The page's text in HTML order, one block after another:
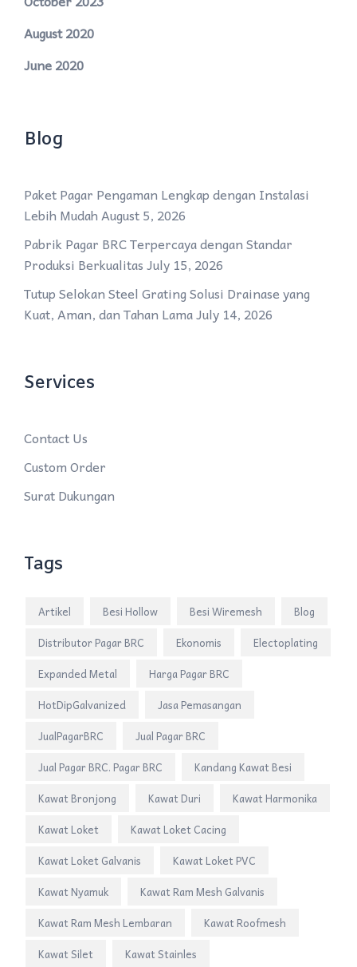
August 2020
June 2020
Blog
Paket Pagar Pengaman Lengkap dengan Instalasi
Lebih MudahAugust 5, 2026
Pabrik Pagar BRC Terpercaya dengan Standar
Produksi BerkualitasJuly 15, 2026
Tutup Selokan Steel Grating Solusi Drainase yang
Kuat, Aman, dan Tahan LamaJuly 14, 2026
Services
Contact Us
Custom Order
Surat Dukungan
Tags
Artikel Besi Hollow Besi Wiremesh
Blog
Distributor Pagar BRC
Ekonomis
Electoplating
Expanded Metal
Harga Pagar BRC
HotDipGalvanized
Jasa Pemasangan
JualPagarBRC
Jual Pagar BRC
Jual Pagar BRC. Pagar BRC
Kandang Kawat Besi
Kawat Bronjong
Kawat Duri
Kawat Harmonika
Kawat Loket
Kawat Loket Cacing
Kawat Loket Galvanis
Kawat Loket PVC
Kawat Nyamuk
Kawat Ram Mesh Galvanis
Kawat Ram Mesh Lembaran
Kawat Roofmesh
Kawat Silet
Kawat Stainles